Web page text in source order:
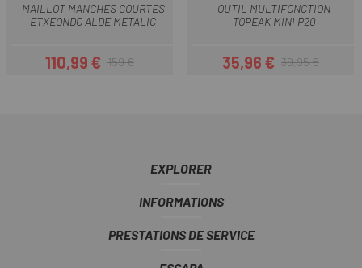
MAILLOT MANCHES COURTES
ETXEONDO ALDE METALIC
Prix
110,99 €Prix habituel
159 €
OUTIL MULTIFONCTION
TOPEAK MINI P20
Prix
35,96 €Prix habituel
39,95 €
EXPLORER
INFORMATIONS
PRESTATIONS DE SERVICE